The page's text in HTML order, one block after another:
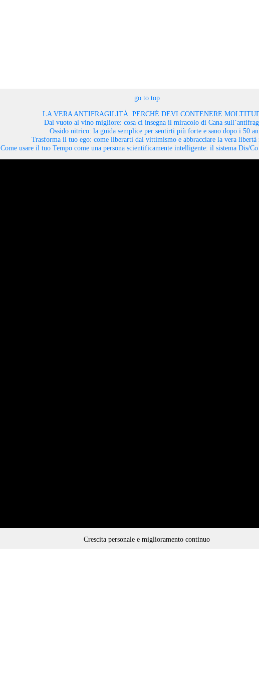
go to top
LA VERA ANTIFRAGILITÀ: PERCHÉ DEVI CONTENERE
Dal vuoto al vino migliore: cosa ci insegna il miracolo di Cana
Ossido nitrico: la guida semplice per sentirti più forte e sano dopo i 50
Trasforma il tuo ego: come liberarti dal vittimismo e abbracciare la vera libertà
Come usare il tuo Tempo come una persona scientificamente intelligente: il sistema Dis/
Crescita personale e miglioramento continuo